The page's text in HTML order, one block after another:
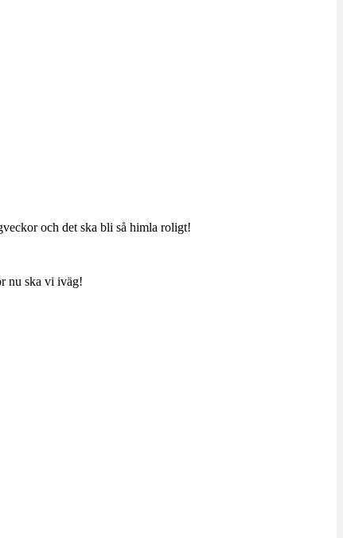
och det ska bli så himla roligt!
nu ska vi iväg!